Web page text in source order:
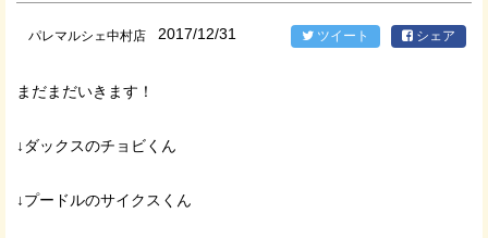
パレマルシェ中村店 2017/12/31 ツイート シェア
まだまだいきます！
↓ダックスのチョビくん
↓プードルのサイクスくん